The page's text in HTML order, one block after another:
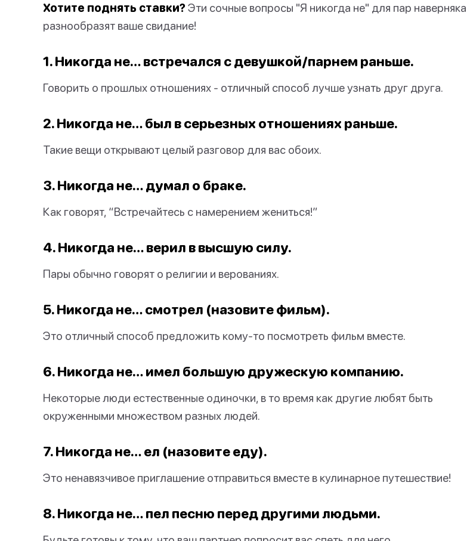
Хотите поднять ставки?Эти сочные вопросы "Я никогда не" для пар наверняка
разнообразят ваше свидание!
1. Никогда не… встречался с девушкой/парнем раньше.
Говорить о прошлых отношениях - отличный способ лучше узнать друг друга.
2. Никогда не… был в серьезных отношениях раньше.
Такие вещи открывают целый разговор для вас обоих.
3. Никогда не… думал о браке.
Как говорят, “Встречайтесь с намерением жениться!”
4. Никогда не… верил в высшую силу.
Пары обычно говорят о религии и верованиях.
5. Никогда не… смотрел (назовите фильм).
Это отличный способ предложить кому-то посмотреть фильм вместе.
6. Никогда не… имел большую дружескую компанию.
Некоторые люди естественные одиночки, в то время как другие любят быть
окруженными множеством разных людей.
7. Никогда не… ел (назовите еду).
Это ненавязчивое приглашение отправиться вместе в кулинарное путешествие!
8. Никогда не… пел песню перед другими людьми.